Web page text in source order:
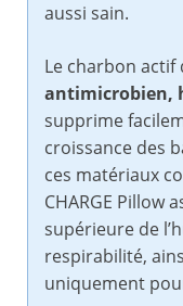
aussi sain.
Le charbon actif
antimicrobien,
supprime
croissance des
ces matériaux
CHARGE Pillow
supérieure de
respirabilité,
uniquement